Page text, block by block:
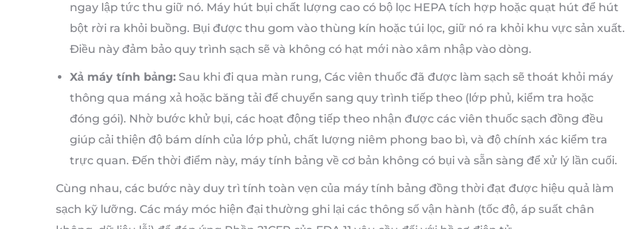
ngay lập tức thu giữ nó. Máy hút bụi chất lượng cao có bộ lọc HEPA tích hợp hoặc quạt hút để hút
bột rời ra khỏi buồng. Bụi được thu gom vào thùng kín hoặc túi lọc, giữ nó ra khỏi khu vực sản xuất.
Điều này đảm bảo quy trình sạch sẽ và không có hạt mới nào xâm nhập vào dòng.
Xả máy tính bảng: Sau khi đi qua màn rung, Các viên thuốc đã được làm sạch sẽ thoát khỏi máy
thông qua máng xả hoặc băng tải để chuyển sang quy trình tiếp theo (lớp phủ, kiểm tra hoặc
đóng gói). Nhờ bước khử bụi, các hoạt động tiếp theo nhận được các viên thuốc sạch đồng đều
giúp cải thiện độ bám dính của lớp phủ, chất lượng niêm phong bao bì, và độ chính xác kiểm tra
trực quan. Đến thời điểm này, máy tính bảng về cơ bản không có bụi và sẵn sàng để xử lý lần cuối.
Cùng nhau, các bước này duy trì tính toàn vẹn của máy tính bảng đồng thời đạt được hiệu quả làm
sạch kỹ lưỡng. Các máy móc hiện đại thường ghi lại các thông số vận hành (tốc độ, áp suất chân